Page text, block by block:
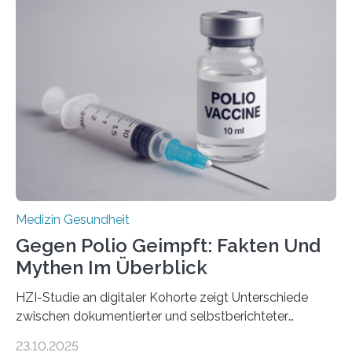
Dringend benötigt werden zielgerichtete Therapien, die
nur Tumorschwachstellen angreifen und normales
Gewebe verschonen. Forschende um Daniel Merk vom
Hertie-Institut für klinische Hirnforschung am
Universitätsklinikum Tübingen haben eine solche
Schwachstelle im Erbgut einer Untergruppe des
Medulloblastoms gefunden. Die Wilhelm Sander-
Stiftung unterstützte das Projekt…
Medizin Gesundheit
Gegen Polio Geimpft: Fakten Und
Mythen Im Überblick
HZI-Studie an digitaler Kohorte zeigt Unterschiede
zwischen dokumentierter und selbstberichteter
23.10.2025